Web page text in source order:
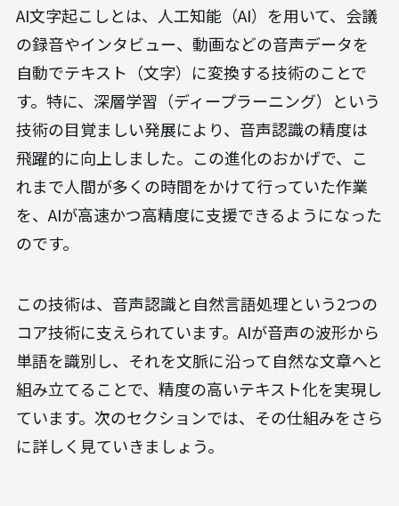
AI文字起こしとは、人工知能（AI）を用いて、会議
の録音やインタビュー、動画などの音声データを
自動でテキスト（文字）に変換する技術のことで
す。特に、深層学習（ディープラーニング）という
技術の目覚ましい発展により、音声認識の精度は
飛躍的に向上しました。この進化のおかげで、こ
れまで人間が多くの時間をかけて行っていた作業
を、AIが高速かつ高精度に支援できるようになった
のです。
この技術は、音声認識と自然言語処理という2つの
コア技術に支えられています。AIが音声の波形から
単語を識別し、それを文脈に沿って自然な文章へと
組み立てることで、精度の高いテキスト化を実現し
ています。次のセクションでは、その仕組みをさら
に詳しく見ていきましょう。